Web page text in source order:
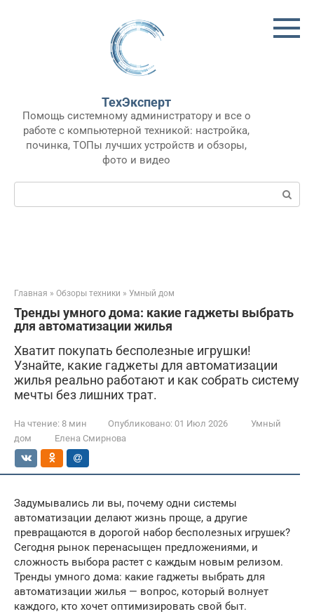
ТехЭксперт
Помощь системному администратору и все о
работе с компьютерной техникой: настройка,
починка, ТОПы лучших устройств и обзоры,
фото и видео
Поиск:
Главная » Обзоры техники » Умный дом
Тренды умного дома: какие гаджеты выбрать
для автоматизации жилья
Хватит покупать бесполезные игрушки!
Узнайте, какие гаджеты для автоматизации
жилья реально работают и как собрать систему
мечты без лишних трат.
На чтение: 8 мин Опубликовано: 01 Июл 2026
Умный
дом
Елена Смирнова
Задумывались ли вы, почему одни системы
автоматизации делают жизнь проще, а другие
превращаются в дорогой набор бесполезных игрушек?
Сегодня рынок перенасыщен предложениями, и
сложность выбора растет с каждым новым релизом.
Тренды умного дома: какие гаджеты выбрать для
автоматизации жилья — вопрос, который волнует
каждого, кто хочет оптимизировать свой быт.